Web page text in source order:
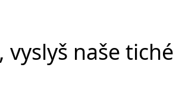
vyslyš naše